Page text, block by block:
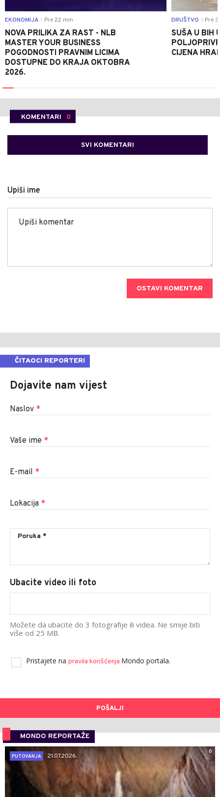
EKONOMIJA Pre 22 min
NOVA PRILIKA ZA RAST - NLB
MASTER YOUR BUSINESS
POGODNOSTI PRAVNIM LICIMA
DOSTUPNE DO KRAJA OKTOBRA
2026.
DRUŠTVO Pre
SUŠA U BIH
CIJENA
KOMENTARI 0
SVI KOMENTARI
Upiši ime
OSTAVI KOMENTAR
ČITAOCI REPORTERI
Dojavite nam vijest
Naslov *
Vaše ime *
E-mail *
Lokacija *
Ubacite video ili foto
Možete da ubacite do 3 fotografije ili videa. Ne smije biti
više od 25 MB.
Pristajete na pravila korišćenja Mondo portala.
POŠALJI
MONDO REPORTAŽE
0
PUTOVANJA
21.07.2026.